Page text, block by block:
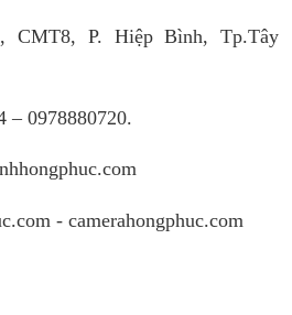
CMT8, P. Hiệp Bình, Tp.Tây
– 0978880720.
- camerahongphuc.com